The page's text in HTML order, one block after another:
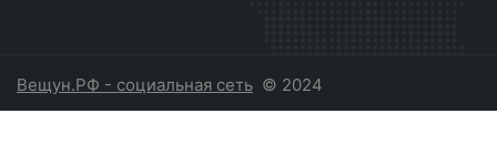
Вещун.РФ - социальная сеть © 2024